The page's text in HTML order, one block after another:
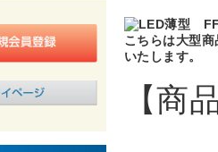
こちらは大型
いたします。
【商